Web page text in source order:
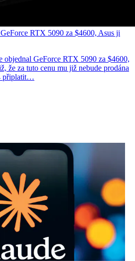
RTX 5090 za $4600, Asus ji
GeForce RTX 5090 za $4600,
že za tuto cenu mu již nebude prodána
připlatit…